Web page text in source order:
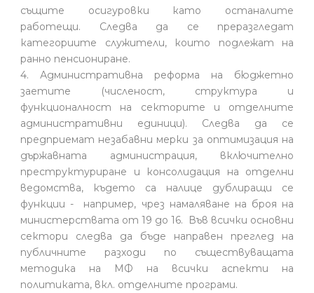
същите осигуровки като останалите
работещи. Следва да се преразгледат
категориите служители, които подлежат на
ранно пенсиониране.
4. Административна реформа на бюджетно
заетите (численост, структура и
функционалност на секторите и отделните
административни единици). Следва да се
предприемат незабавни мерки за оптимизация на
държавната администрация, включително
преструктуриране и консолидация на отделни
ведомства, където са налице дублиращи се
функции - например, чрез намаляване на броя на
министерствата от 19 до 16. Във всички основни
сектори следва да бъде направен преглед на
публичните разходи по съществуващата
методика на МФ на всички аспекти на
политиката, вкл. отделните програми.